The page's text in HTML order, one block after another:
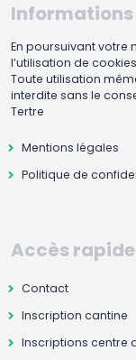
En poursuivant votre
l’utilisation de
Toute utilisation
interdite sans le
Tertre
Mentions légales
Politique de
Accès rapide
Contact
Inscription cantine
Inscriptions centre